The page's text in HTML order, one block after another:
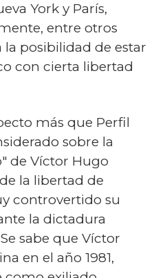
York y París,
entre otros
posibilidad de estar
con cierta libertad
más que Perfil
sobre la
de Víctor Hugo
la libertad de
controvertido su
la dictadura
sabe que Víctor
en el año 1981,